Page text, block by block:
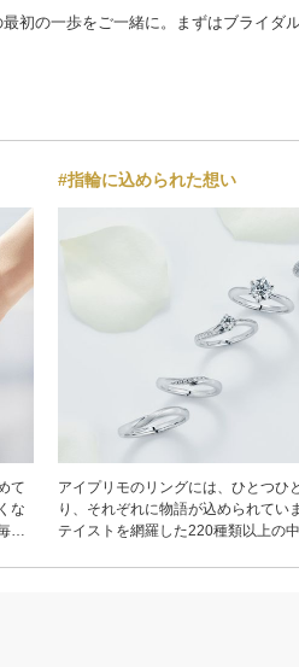
最初の一歩をご一緒に。まずはブライダ
て
な
富
。
#指輪に込められた想い
アイプリモのリングには、ひとつひ
り、それぞれに物語が込められてい
テイストを網羅した220種類以上の中
感、日常使いできる丈夫さ、時を経